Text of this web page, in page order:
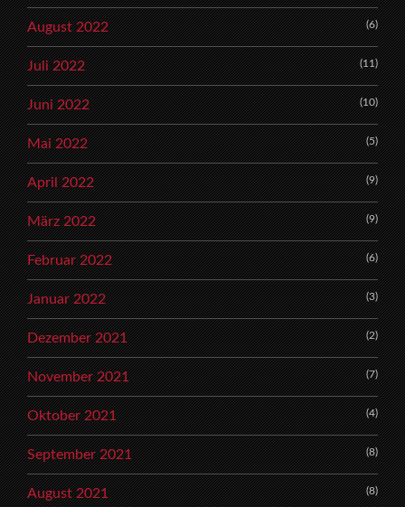
August 2022 (6)
Juli 2022 (11)
Juni 2022 (10)
Mai 2022 (5)
April 2022 (9)
März 2022 (9)
Februar 2022 (6)
Januar 2022 (3)
Dezember 2021 (2)
November 2021 (7)
Oktober 2021 (4)
September 2021 (8)
August 2021 (8)